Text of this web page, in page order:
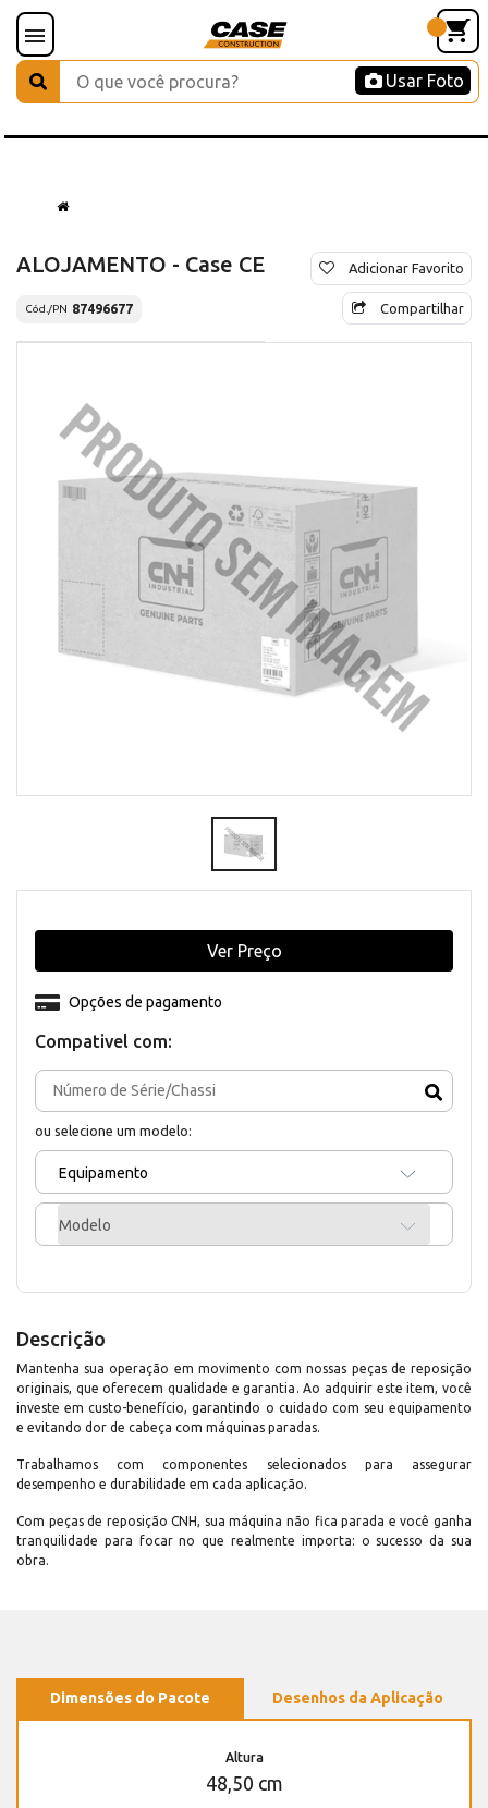
Usar Foto
ALOJAMENTO - Case CE
Cód./PN 87496677
Adicionar Favorito
Compartilhar
Compativel com:
ou selecione um modelo:
Equipamento
Modelo
Opções de pagamento
Ver Preço
Descrição
Mantenha sua operação em movimento com nossas peças de reposição
originais, que oferecem qualidade e garantia. Ao adquirir este item, você
investe em custo-benefício, garantindo o cuidado com seu equipamento
e evitando dor de cabeça com máquinas paradas.
Trabalhamos com componentes selecionados para assegurar
desempenho e durabilidade em cada aplicação.
Com peças de reposição CNH, sua máquina não fica parada e você ganha
tranquilidade para focar no que realmente importa: o sucesso da sua
obra.
Dimensões do Pacote Desenhos da Aplicação
Altura
48,50 cm